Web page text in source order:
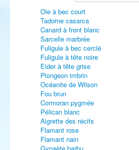
Oie à bec court
Tadorne casarca
Canard à front blanc
Sarcelle marbrée
Fuligule à bec cerclé
Fuligule à tête noire
Eider à tête grise
Plongeon imbrin
Océanite de Wilson
Fou brun
Cormoran pygmée
Pélican blanc
Aigrette des récifs
Flamant rose
Flamant nain